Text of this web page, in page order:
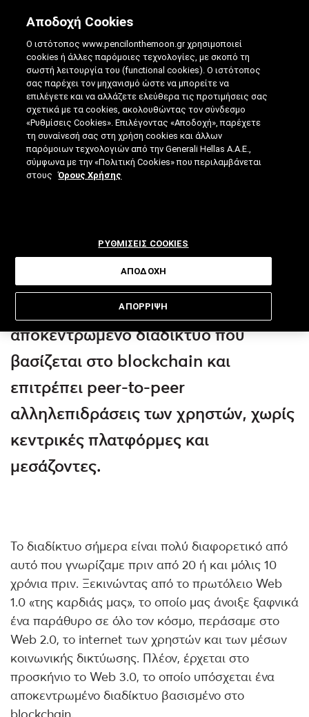
ΤΙ ΕΊΝΑΙ ΤΟ WEB 3.0;
19.04.2022|4 ΛΕΠΤΑ ΑΝΑΓΝΩΣΗΣ|
ΑΠΟ: ΒΊΚΥ ΤΣΟΎΡΤΟΥ
Το Web 3.0 φέρνει στο προσκήνιο ένα
αποκεντρωμένο διαδίκτυο που
βασίζεται στο blockchain και
επιτρέπει peer-to-peer
αλληλεπιδράσεις των χρηστών, χωρίς
κεντρικές πλατφόρμες και
μεσάζοντες.
Το διαδίκτυο σήμερα είναι πολύ διαφορετικό από
αυτό που γνωρίζαμε πριν από 20 ή και μόλις 10
χρόνια πριν. Ξεκινώντας από το πρωτόλειο Web
1.0 «της καρδιάς μας», το οποίο μας άνοιξε ξαφνικά
ένα παράθυρο σε όλο τον κόσμο, περάσαμε στο
Web 2.0, το internet των χρηστών και των μέσων
κοινωνικής δικτύωσης. Πλέον, έρχεται στο
προσκήνιο το Web 3.0, το οποίο υπόσχεται ένα
αποκεντρωμένο διαδίκτυο βασισμένο στο
Αποδοχή Cookies
Ο ιστότοπος www.pencilonthemoon.gr χρησιμοποιεί
cookies ή άλλες παρόμοιες τεχνολογίες, με σκοπό τη
σωστή λειτουργία του (functional cookies). Ο ιστότοπος
σας παρέχει τον μηχανισμό ώστε να μπορείτε να
επιλέγετε και να αλλάζετε ελεύθερα τις προτιμήσεις σας
σχετικά με τα cookies, ακολουθώντας τον σύνδεσμο
«Ρυθμίσεις Cookies». Επιλέγοντας «Αποδοχή», παρέχετε
τη συναίνεσή σας στη χρήση cookies και άλλων
παρόμοιων τεχνολογιών από την Generali Hellas A.A.E.,
σύμφωνα με την «Πολιτική Cookies» που περιλαμβάνεται
στους
Όρους Χρήσης
ΡΥΘΜΙΣΕΙΣ COOKIES
ΑΠΟΡΡΙΨΗ
ΑΠΟΔΟΧΗ